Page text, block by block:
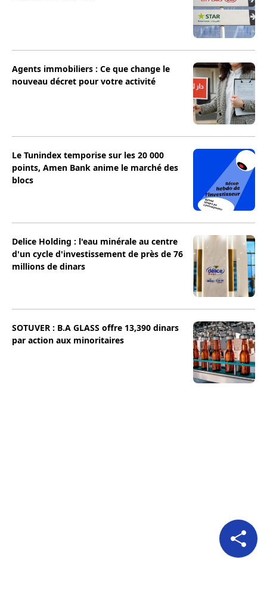
Agents immobiliers : Ce que change le
nouveau décret pour votre activité
Le Tunindex temporise sur les 20 000
points, Amen Bank anime le marché des
blocs
Delice Holding : l'eau minérale au centre
d'un cycle d'investissement de près de 76
millions de dinars
SOTUVER : B.A GLASS offre 13,390 dinars
par action aux minoritaires